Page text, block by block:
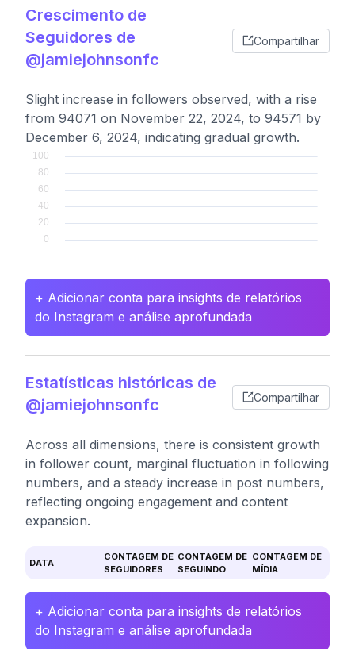
Crescimento de
Seguidores de
@jamiejohnsonfc
Compartilhar
Slight increase in followers observed, with a rise
from 94071 on November 22, 2024, to 94571 by
December 6, 2024, indicating gradual growth.
+ Adicionar conta para insights de relatórios
do Instagram e análise aprofundada
Estatísticas históricas de
@jamiejohnsonfc
Compartilhar
Across all dimensions, there is consistent growth
in follower count, marginal fluctuation in following
numbers, and a steady increase in post numbers,
reflecting ongoing engagement and content
expansion.
DATA
CONTAGEM DE
SEGUIDORES
CONTAGEM DE
SEGUINDO
CONTAGEM DE
MÍDIA
+ Adicionar conta para insights de relatórios
do Instagram e análise aprofundada